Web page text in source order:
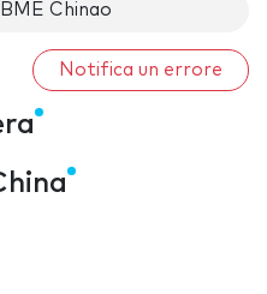
Chinao
Notifica un errore